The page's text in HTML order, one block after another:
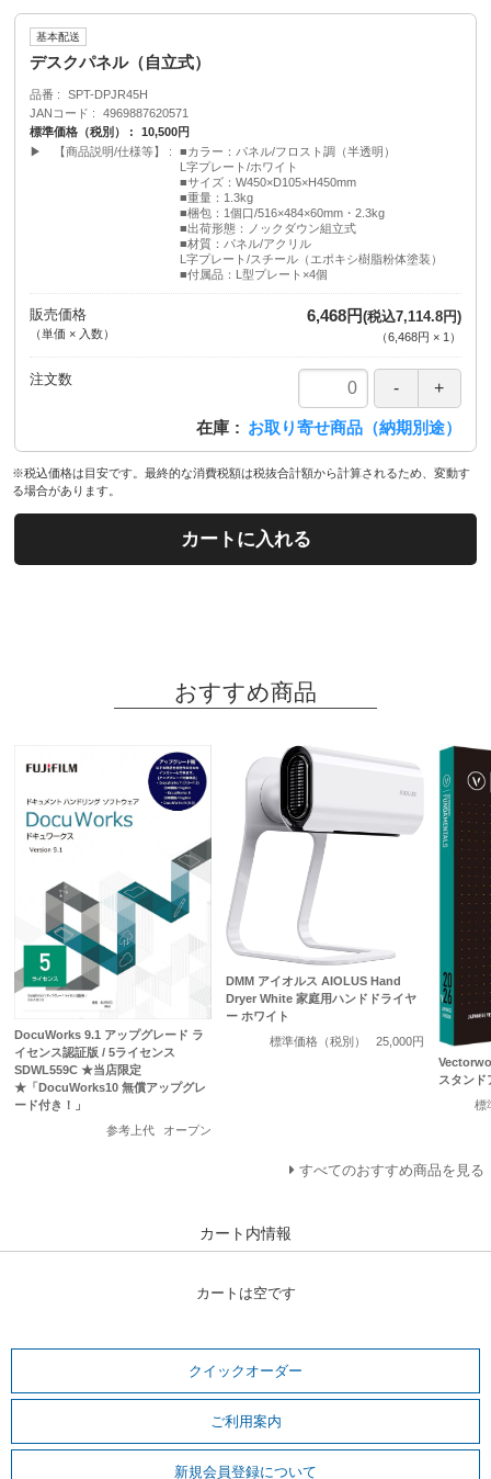
基本配送
デスクパネル（自立式）
品番
SPT-DPJR45H
JANコード
4969887620571
標準価格（税別）
10,500円
▶ 【商品説明/仕様等】
■カラー：パネル/フロスト調（半透明）
L字プレート/ホワイト
■サイズ：W450×D105×H450mm
■重量：1.3kg
■梱包：1個口/516×484×60mm・2.3kg
■出荷形態：ノックダウン組立式
■材質：パネル/アクリル
L字プレート/スチール（エポキシ樹脂粉体塗装）
■付属品：L型プレート×4個
販売価格
（単価 × 入数）
6,468円(税込7,114.8円)
（6,468円 × 1 ）
注文数
在庫 お取り寄せ商品（納期別途）
※税込価格は目安です。最終的な消費税額は税抜合計額から計算されるため、変動す
る場合があります。
カートに入れる
おすすめ商品
DocuWorks 9.1 アップグレード ラ
イセンス認証版 / 5ライセンス
SDWL559C ★当店限定
★「DocuWorks10 無償アップグレ
ード付き！」
参考上代
オープン
DMM アイオルス AIOLUS Hand
Dryer White 家庭用ハンドドライヤ
ー ホワイト
標準価格（税別）
25,000円
スタンド
標
すべてのおすすめ商品を見る
カート内情報
カートは空です
クイックオーダー
ご利用案内
新規会員登録について